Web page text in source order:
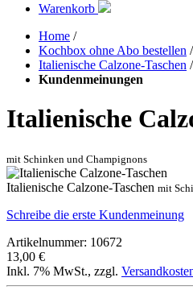
Warenkorb
Home /
Kochbox ohne Abo bestellen /
Italienische Calzone-Taschen /
Kundenmeinungen
Italienische
mit Schinken und Champignons
Italienische Calzone-Taschen mit
Schreibe die erste Kundenmeinung
Artikelnummer: 10672
13,00 €
Inkl. 7% MwSt., zzgl.